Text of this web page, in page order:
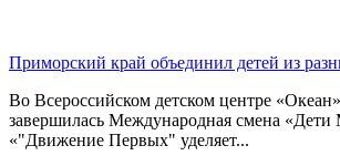
Приморский край объединил детей из
Во Всероссийском детском центре
завершилась Международная смена «Дети
«"Движение Первых" уделяет...